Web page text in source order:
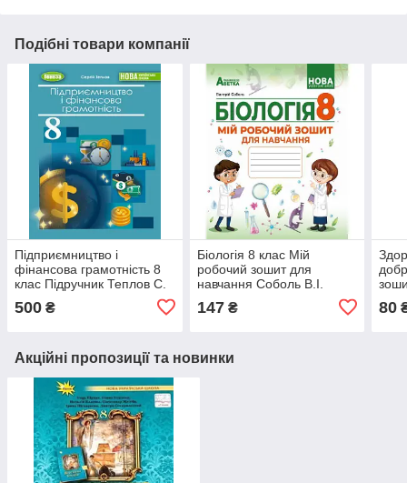
Подібні товари компанії
Підприємництво і
фінансова грамотність 8
клас Підручник Теплов С.
500 ₴
Біологія 8 клас Мій
робочий зошит для
навчання Соболь В.І.
147₴ 80
Акційні пропозиції та новинки